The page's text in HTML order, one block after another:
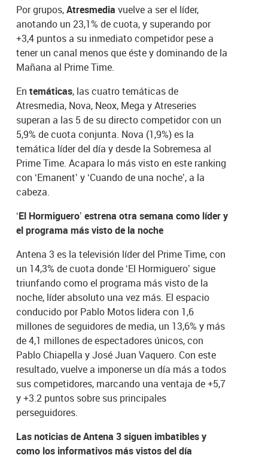
Por grupos,Atresmedia vuelve a ser el líder,
anotando un 23,1% de cuota, y superando por
+3,4 puntos a su inmediato competidor pese a
tener un canal menos que éste y dominando de la
Mañana al Prime Time.
Entemáticas, las cuatro temáticas de
Atresmedia, Nova, Neox, Mega y Atreseries
superan a las 5 de su directo competidor con un
5,9% de cuota conjunta. Nova (1,9%) es la
temática líder del día y desde la Sobremesa al
Prime Time. Acapara lo más visto en este ranking
con ‘Emanent’ y ‘Cuando de una noche’, a la
cabeza.
‘El Hormiguero’ estrena otra semana como líder y
el programa más visto de la noche
Antena 3 es la televisión líder del Prime Time, con
un 14,3% de cuota donde ‘El Hormiguero’ sigue
triunfando como el programa más visto de la
noche, líder absoluto una vez más. El espacio
conducido por Pablo Motos lidera con 1,6
millones de seguidores de media, un 13,6% y más
de 4,1 millones de espectadores únicos, con
Pablo Chiapella y José Juan Vaquero. Con este
resultado, vuelve a imponerse un día más a todos
sus competidores, marcando una ventaja de +5,7
y +3.2 puntos sobre sus principales
perseguidores.
Las noticias de Antena 3 siguen imbatibles y
como los informativos más vistos del día